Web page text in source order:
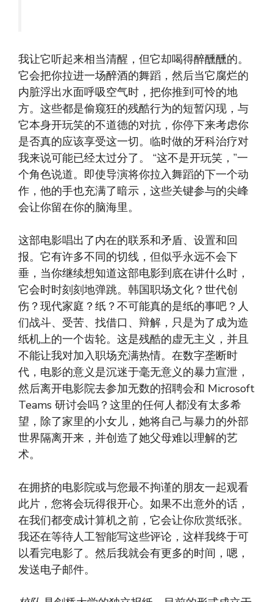
我让它听起来相当清醒，但它却喝得醉醺醺的。
它会把你拉进一场醉酒的舞蹈，然后当它腐烂的
内脏浮出水面呼吸空气时，把你推到可怜的地
方。这些都是偷窥狂的残酷行为的短暂闪现，与
它本身开玩笑的不道德的对抗，你停下来考虑你
是否真的应该享受这一切。临时做的牙科治疗对
我来说可能已经太过分了。 “这不是开玩笑，”一
个角色说道。即使导演将你拉入舞蹈的下一个动
作，他的手也充满了暗示，这些关键参与的尖峰
会让你留在你的脑海里。
这部电影唱出了内在的联系和矛盾、设置和回
报。它有许多不同的切线，但似乎永远不会下
垂，当你继续想知道这部电影到底在讲什么时，
它会时时刻刻地弹跳。韩国职场文化？世代创
伤？现代家庭？纸？不可能真的是纸的事吧？人
们战斗、受苦、找借口、辩解，只是为了成为造
纸机上的一个齿轮。这是残酷的虚无主义，并且
不能让我对加入职场充满热情。在数字垄断时
代，电影的意义是沉迷于毫无意义的暴力宣泄，
然后离开电影院去参加无数的招聘会和 Microsoft
Teams 研讨会吗？这里的任何人都没有太多希
望，除了家里的小女儿，她将自己与暴力的外部
世界隔离开来，并创造了她父母难以理解的艺
术。
在拥挤的电影院或与您最不拘谨的朋友一起观看
此片，您将会玩得很开心。如果不出意外的话，
在我们都变成计算机之前，它会让你欣赏纸张。
我还在等待人工智能写这些评论，这样我终于可
以看完电影了。然后我就会有更多的时间，嗯，
发送电子邮件。